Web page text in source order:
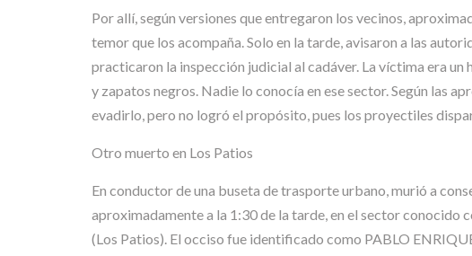
Por allí, según versiones que entregaron los vecinos,
temor que los acompaña. Solo en la tarde, avisaron a las
practicaron la inspección judicial al cadáver. La víctima era
y zapatos negros. Nadie lo conocía en ese sector. Según las
evadirlo, pero no logró el propósito, pues los proyectiles
Otro muerto en Los Patios
En conductor de una buseta de trasporte urbano, murió a
aproximadamente a la 1:30 de la tarde, en el sector conocido
(Los Patios). El occiso fue identificado como PABLO